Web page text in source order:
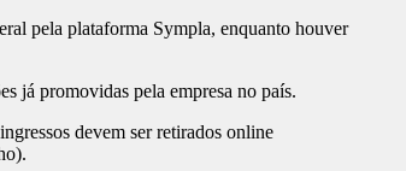
pela plataforma Sympla, enquanto houver
já promovidas pela empresa no país.
devem ser retirados online